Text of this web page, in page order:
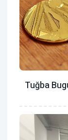
Tuğba